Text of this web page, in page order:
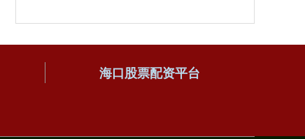
海口股票配资平台